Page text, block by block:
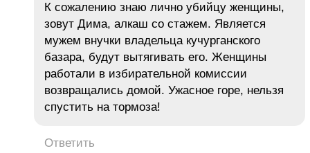
К сожалению знаю лично убийцу женщины,
зовут Дима, алкаш со стажем. Является
мужем внучки владельца кучурганского
базара, будут вытягивать его. Женщины
работали в избирательной комиссии
возвращались домой. Ужасное горе, нельзя
спустить на тормоза!
Ответить